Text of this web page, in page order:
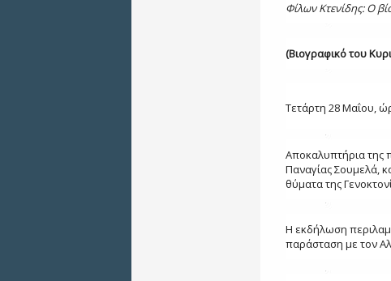
Φίλων Κτενίδης: Ο
(Βιογραφικό του
Τετάρτη 28 Μαΐου,
Αποκαλυπτήρια της
Παναγίας Σουμελά,
θύματα της
Η εκδήλωση
παράσταση με τον